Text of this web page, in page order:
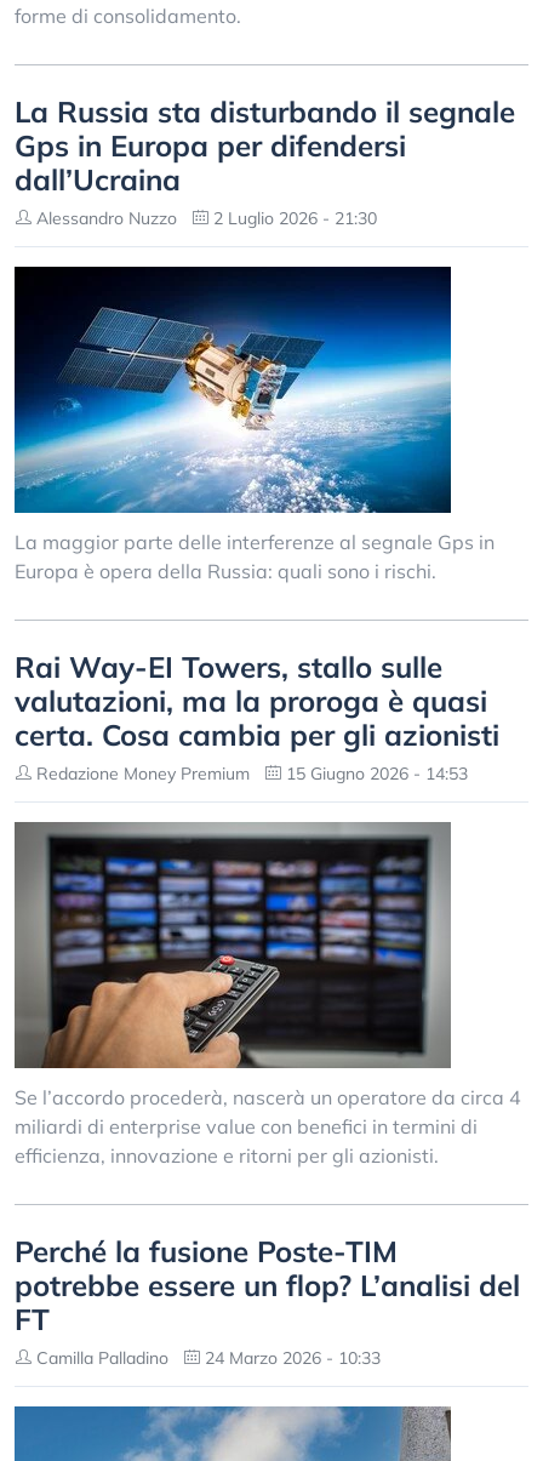
forme di consolidamento.
La Russia sta disturbando il segnale
Gps in Europa per difendersi
dall’Ucraina
Alessandro Nuzzo 2 Luglio 2026 - 21:30
La maggior parte delle interferenze al segnale Gps in
Europa è opera della Russia: quali sono i rischi.
Rai Way-EI Towers, stallo sulle
valutazioni, ma la proroga è quasi
certa. Cosa cambia per gli azionisti
Redazione Money Premium 15 Giugno 2026 - 14:53
Se l’accordo procederà, nascerà un operatore da circa 4
miliardi di enterprise value con benefici in termini di
efficienza, innovazione e ritorni per gli azionisti.
Perché la fusione Poste-TIM
potrebbe essere un flop? L’analisi del
FT
Camilla Palladino 24 Marzo 2026 - 10:33